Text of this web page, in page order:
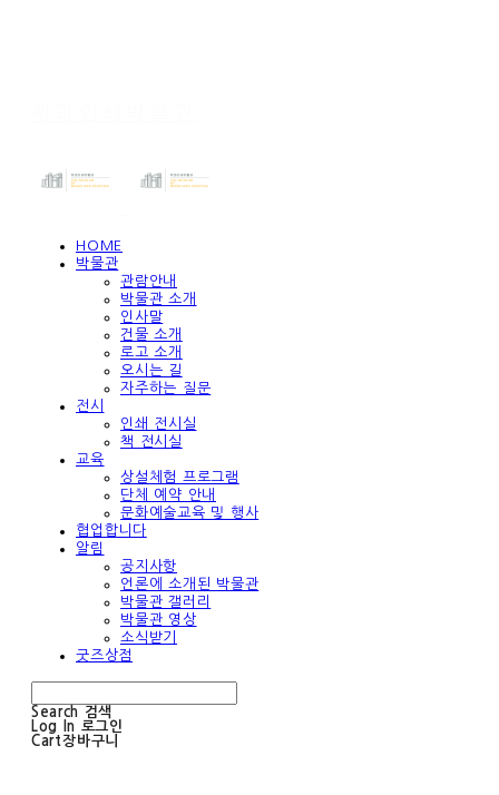
HOME
박물관
관람안내
박물관 소개
인사말
건물 소개
로고 소개
오시는 길
자주하는 질문
전시
인쇄 전시실
책 전시실
교육
상설체험 프로그램
단체 예약 안내
문화예술교육 및 행사
협업합니다
알림
공지사항
언론에 소개된 박물관
박물관 갤러리
박물관 영상
소식받기
굿즈상점
Search 검색
Log In 로그인
Cart장바구니